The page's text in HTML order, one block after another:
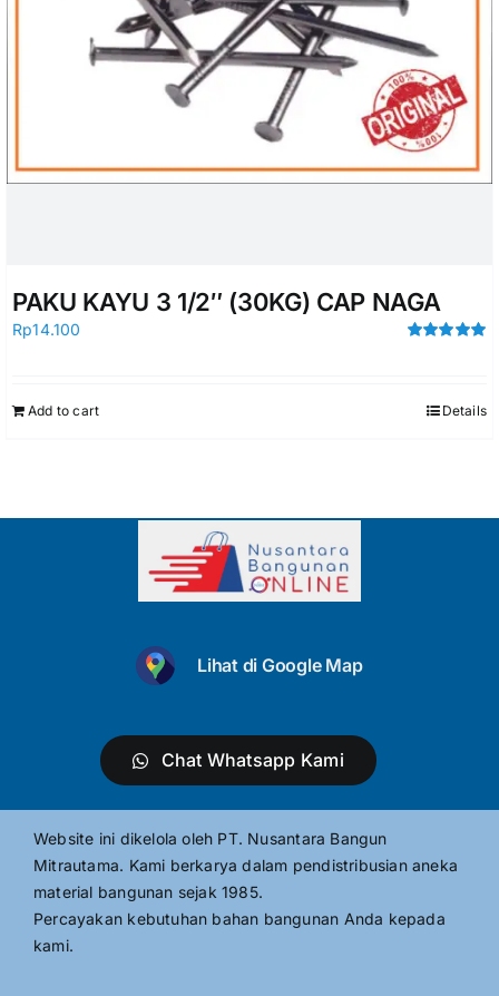
PAKU KAYU 3 1/2″ (30KG) CAP NAGA
Rp14.100
Add to cart Details
Lihat di Google Map
Chat Whatsapp Kami
Website ini dikelola oleh PT. Nusantara Bangun
Mitrautama. Kami berkarya dalam pendistribusian aneka
material bangunan sejak 1985.
Percayakan kebutuhan bahan bangunan Anda kepada
kami.